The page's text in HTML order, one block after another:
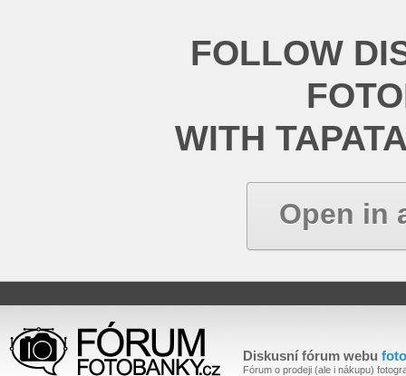
FOLLOW
WITH
Open in
Diskusní fórum webu
Fórum o prodeji (ale i nákupu)